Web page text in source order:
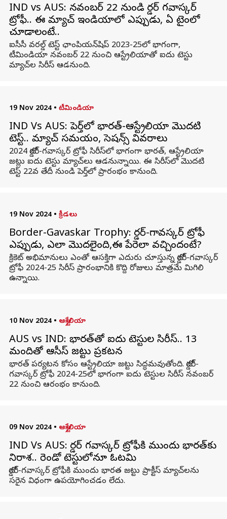
IND vs AUS: నవంబర్ 22 నుండి బోర్డర్ గవాస్కర్
ట్రోఫీ.. ఈ మ్యాచ్ ఇండియాలో ఎప్పుడు, ఏ టైంలో
చూడాలంటే..
ఐసీసీ వరల్డ్ టెస్ట్ ఛాంపియన్‌షిప్ 2023-25‌లో భాగంగా,
టీమిండియా నవంబర్ 22 నుంచి ఆస్ట్రేలియాతో ఐదు టెస్టు
మ్యాచ్‌ల సిరీస్ ఆడనుంది.
19 Nov 2024 • టీమిండియా
IND Vs AUS: పెర్త్‌లో భారత్-ఆస్ట్రేలియా మొదటి
టెస్ట్.. మ్యాచ్ సమయం, సెషన్స్ వివరాలు
2024 బోర్డర్-గవాస్కర్ ట్రోఫీ సిరీస్‌లో భాగంగా భారత్, ఆస్ట్రేలియా
జట్లు ఐదు టెస్టు మ్యాచ్‌లు ఆడనున్నాయి. ఈ సిరీస్‌లో మొదటి
టెస్ట్ 22వ తేదీ నుండి పెర్త్‌లో ప్రారంభం కానుంది.
19 Nov 2024 • క్రీడలు
Border-Gavaskar Trophy: బోర్డర్-గావస్కర్ ట్రోఫీ
ఎప్పుడు, ఎలా మొదలైంది,ఈ పేరెలా వచ్చిందంటే?
క్రికెట్‌ అభిమానులు ఎంతో ఆసక్తిగా ఎదురు చూస్తున్న బోర్డర్-గవాస్కర్
ట్రోఫీ 2024-25 సిరీస్‌ ప్రారంభానికి కొద్ది రోజులు మాత్రమే మిగిలి
ఉన్నాయి.
10 Nov 2024 • ఆస్ట్రేలియా
AUS vs IND: భారత్‌తో ఐదు టెస్టుల సిరీస్‌.. 13
మందితో ఆసీస్ జట్టు ప్రకటన
భారత్ పర్యటన కోసం ఆస్ట్రేలియా జట్టు సిద్ధమవుతోంది. బోర్డర్-
గవాస్కర్ ట్రోఫీ 2024-25లో భాగంగా ఐదు టెస్టుల సిరీస్‌ నవంబర్
22 నుంచి ఆరంభం కానుంది.
09 Nov 2024 • ఆస్ట్రేలియా
IND Vs AUS: బోర్డర్ గవాస్కర్ ట్రోఫీకి ముందు భారత్‌కు‌
నిరాశ.. రెండో టెస్టులోనూ ఓటమి
బోర్డర్-గవాస్కర్ ట్రోఫీకి ముందు భారత జట్టు ప్రాక్టీస్ మ్యాచ్‌లను
సరైన విధంగా ఉపయోగించడం లేదు.